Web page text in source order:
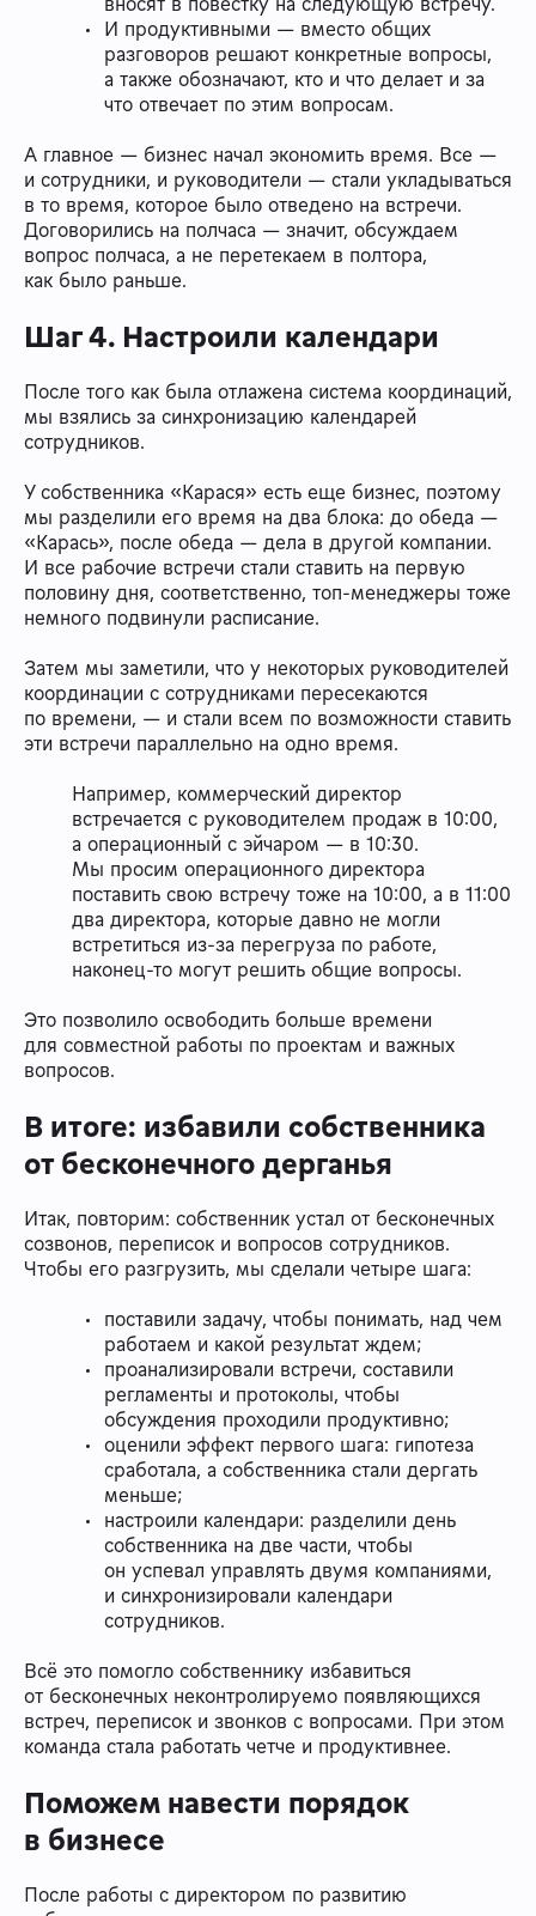
И продуктивными — вместо общих
разговоров решают конкретные вопросы,
а также обозначают, кто и что делает и за
что отвечает по этим вопросам.
А главное — бизнес начал экономить время. Все —
и сотрудники, и руководители — стали укладываться
в то время, которое было отведено на встречи.
Договорились на полчаса — значит, обсуждаем
вопрос полчаса, а не перетекаем в полтора,
как было раньше.
Шаг 4. Настроили календари
После того как была отлажена система координаций,
мы взялись за синхронизацию календарей
сотрудников.
У собственника «Карася» есть еще бизнес, поэтому
мы разделили его время на два блока: до обеда —
«Карась», после обеда — дела в другой компании.
И все рабочие встречи стали ставить на первую
половину дня, соответственно, топ-менеджеры тоже
немного подвинули расписание.
Затем мы заметили, что у некоторых руководителей
координации с сотрудниками пересекаются
по времени, — и стали всем по возможности ставить
эти встречи параллельно на одно время.
Например, коммерческий директор
встречается с руководителем продаж в 10:00,
а операционный с эйчаром — в 10:30.
Мы просим операционного директора
поставить свою встречу тоже на 10:00, а в 11:00
два директора, которые давно не могли
встретиться из-за перегруза по работе,
наконец-то могут решить общие вопросы.
Это позволило освободить больше времени
для совместной работы по проектам и важных
вопросов.
В итоге: избавили собственника
от бесконечного дерганья
Итак, повторим: собственник устал от бесконечных
созвонов, переписок и вопросов сотрудников.
Чтобы его разгрузить, мы сделали четыре шага:
поставили задачу, чтобы понимать, над чем
работаем и какой результат ждем;
проанализировали встречи, составили
регламенты и протоколы, чтобы
обсуждения проходили продуктивно;
оценили эффект первого шага: гипотеза
сработала, а собственника стали дергать
меньше;
настроили календари: разделили день
собственника на две части, чтобы
он успевал управлять двумя компаниями,
и синхронизировали календари
сотрудников.
Всё это помогло собственнику избавиться
от бесконечных неконтролируемо появляющихся
встреч, переписок и звонков с вопросами. При этом
команда стала работать четче и продуктивнее.
Поможем навести порядок
в бизнесе
После работы с директором по развитию